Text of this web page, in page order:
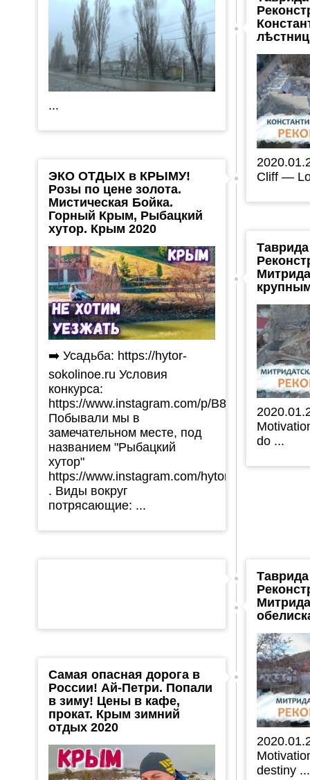
...
Cliff —
ЭКО ОТДЫХ в КРЫМУ!
Розы по цене золота.
Мистическая Бойка.
Горный Крым, Рыбацкий
хутор. Крым 2020
➡️ Усадьба: https://hytor-
sokolinoe.ru Условия
конкурса:
https://www.instagram.com/p/B8Q2vYlJsvt/
Побывали мы в
замечательном месте, под
названием "Рыбацкий
хутор"
https://www.instagram.com/hytor_sokolinoe/
. Виды вокруг
потрясающие: ...
do ...
destiny ...
Самая опасная дорога в
России! Ай-Петри. Попали
в зиму! Цены в кафе,
прокат. Крым зимний
отдых 2020